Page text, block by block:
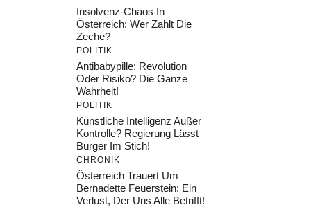
Insolvenz-Chaos In
Österreich: Wer Zahlt Die
Zeche?
POLITIK
Antibabypille: Revolution
Oder Risiko? Die Ganze
Wahrheit!
POLITIK
Künstliche Intelligenz Außer
Kontrolle? Regierung Lässt
Bürger Im Stich!
CHRONIK
Österreich Trauert Um
Bernadette Feuerstein: Ein
Verlust, Der Uns Alle Betrifft!